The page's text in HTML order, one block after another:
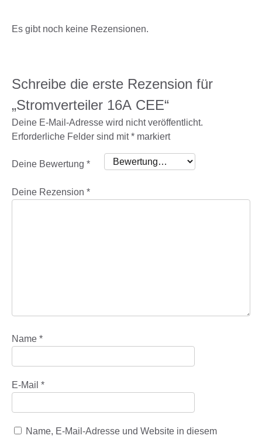
Es gibt noch keine Rezensionen.
Schreibe die erste Rezension für
„Stromverteiler 16A CEE“
Deine E-Mail-Adresse wird nicht veröffentlicht.
Erforderliche Felder sind mit* markiert
Deine Bewertung *
Deine Rezension *
Name *
E-Mail *
Name, E-Mail-Adresse und Website in diesem